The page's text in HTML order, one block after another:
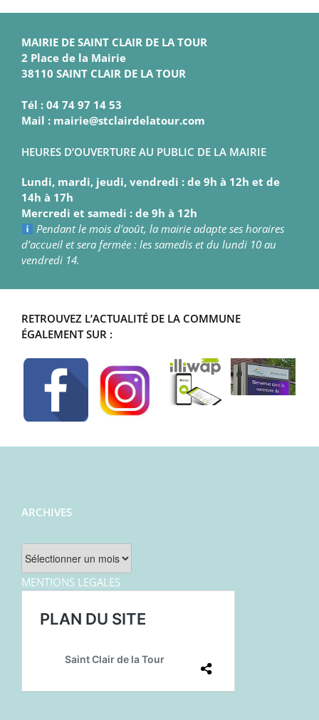
MAIRIE DE SAINT CLAIR DE LA TOUR
2 Place de la Mairie
38110 SAINT CLAIR DE LA TOUR
Tél : 04 74 97 14 53
Mail : mairie@stclairdelatour.com
HEURES D’OUVERTURE AU PUBLIC DE LA MAIRIE
Lundi, mardi, jeudi, vendredi : de 9h à 12h et de
14h à 17h
Mercredi et samedi : de 9h à 12h
Pendant le mois d’août, la mairie adapte ses horaires
d’accueil et sera fermée : les samedis et du lundi 10 au
vendredi 14.
RETROUVEZ L’ACTUALITÉ DE LA COMMUNE
ÉGALEMENT SUR :
ARCHIVES
Archives
MENTIONS LEGALES